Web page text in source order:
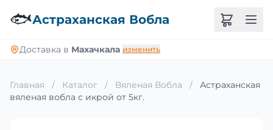
🐟Астраханская Вобла
Доставка в Махачкала изменить
Главная / Каталог / Вяленая Вобла /
Астраханская
вяленая вобла с икрой от 5кг.